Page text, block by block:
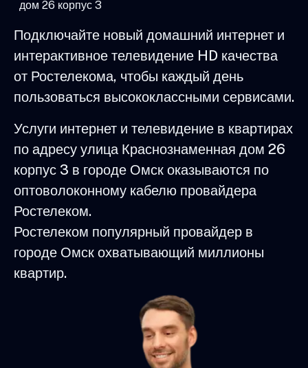
дом 26 корпус 3
Подключайте новый домашний интернет и
интерактивное телевидение HD качества
от Ростелекома, чтобы каждый день
пользоваться высококлассными сервисами.
Услуги интернет и телевидение в квартирах
по адресу улица Краснознаменная дом 26
корпус 3 в городе Омск оказываются по
оптоволоконному кабелю провайдера
Ростелеком.
Ростелеком популярный провайдер в
городе Омск охватывающий миллионы
квартир.